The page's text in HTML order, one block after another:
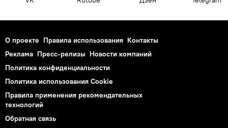
О проекте Правила использования Контакты
Реклама Пресс-релизы Новости компаний
Политика конфиденциальности
Политика использования Cookie
Правила применения рекомендательных
технологий
Обратная связь